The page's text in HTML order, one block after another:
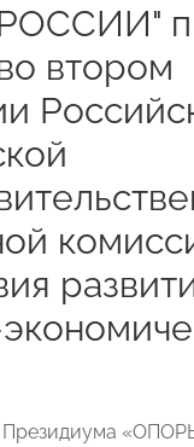
втором
Президиума